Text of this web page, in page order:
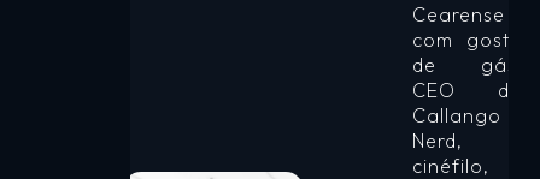
Cearense
com gosto
de gás!
CEO do
Callango
Nerd,
cinéfilo,